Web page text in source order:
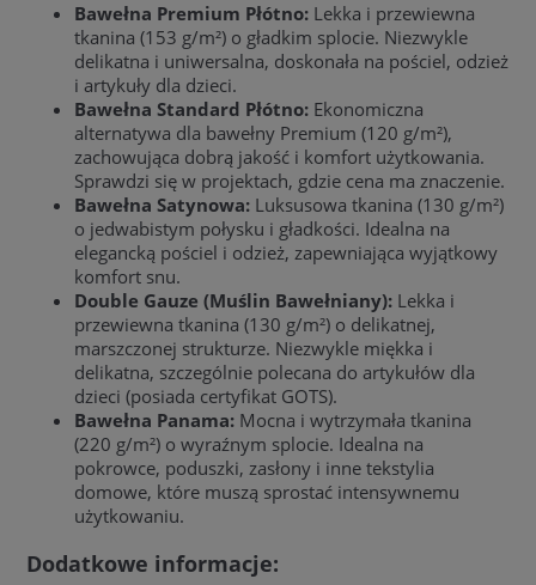
Bawełna Premium Płótno: Lekka i przewiewna
tkanina (153 g/m²) o gładkim splocie. Niezwykle
delikatna i uniwersalna, doskonała na pościel, odzież
i artykuły dla dzieci.
Bawełna Standard Płótno: Ekonomiczna
alternatywa dla bawełny Premium (120 g/m²),
zachowująca dobrą jakość i komfort użytkowania.
Sprawdzi się w projektach, gdzie cena ma znaczenie.
Bawełna Satynowa: Luksusowa tkanina (130 g/m²)
o jedwabistym połysku i gładkości. Idealna na
elegancką pościel i odzież, zapewniająca wyjątkowy
komfort snu.
Double Gauze (Muślin Bawełniany): Lekka i
przewiewna tkanina (130 g/m²) o delikatnej,
marszczonej strukturze. Niezwykle miękka i
delikatna, szczególnie polecana do artykułów dla
dzieci (posiada certyfikat GOTS).
Bawełna Panama: Mocna i wytrzymała tkanina
(220 g/m²) o wyraźnym splocie. Idealna na
pokrowce, poduszki, zasłony i inne tekstylia
domowe, które muszą sprostać intensywnemu
użytkowaniu.
Dodatkowe informacje: